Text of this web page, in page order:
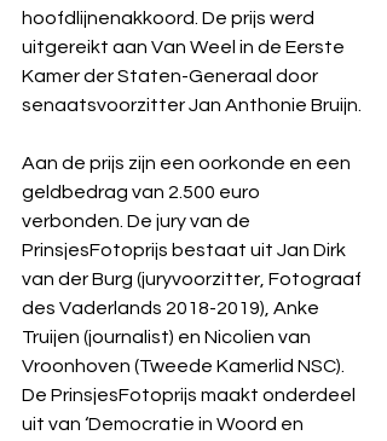
hoofdlijnenakkoord. De prijs werd
uitgereikt aan Van Weel in de Eerste
Kamer der Staten-Generaal door
senaatsvoorzitter Jan Anthonie Bruijn.
Aan de prijs zijn een oorkonde en een
geldbedrag van 2.500 euro
verbonden. De jury van de
PrinsjesFotoprijs bestaat uit Jan Dirk
van der Burg (juryvoorzitter, Fotograaf
des Vaderlands 2018-2019), Anke
Truijen (journalist) en Nicolien van
Vroonhoven (Tweede Kamerlid NSC).
De PrinsjesFotoprijs maakt onderdeel
uit van ‘Democratie in Woord en